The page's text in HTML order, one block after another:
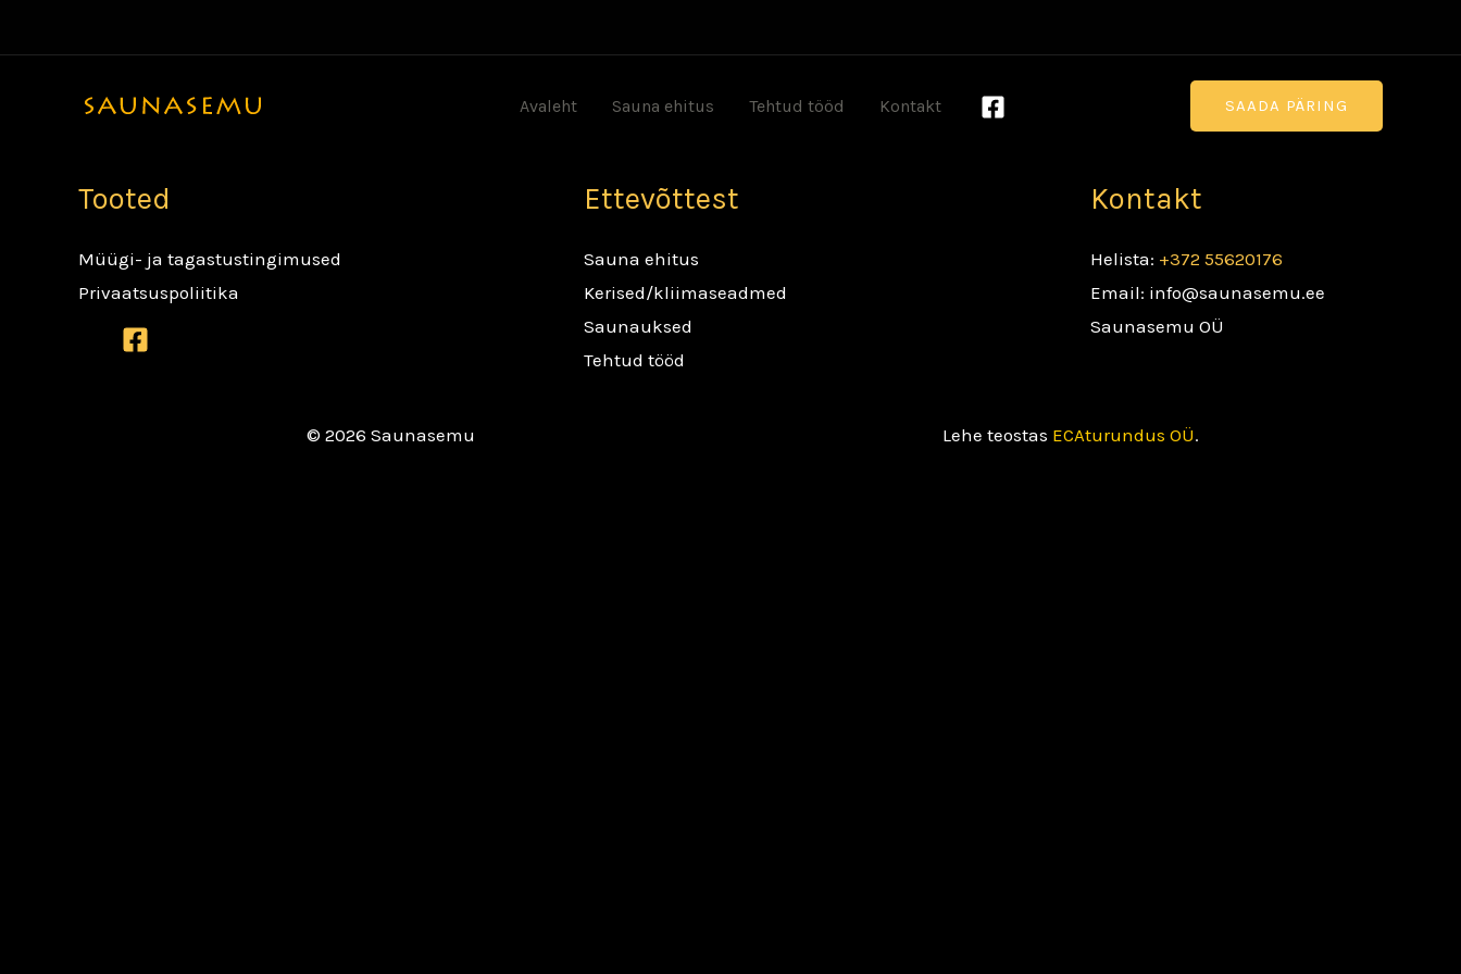
to
Avaleht Sauna ehitus Tehtud tööd Kontakt SAADA PÄRING
Tooted
Müügi- ja tagastustingimused
Privaatsuspoliitika
Ettevõttest
Sauna ehitus
Kerised/kliimaseadmed
Saunauksed
Tehtud tööd
Kontakt
Helista: +372 55620176
Email: info@saunasemu.ee
Saunasemu OÜ
© 2026 Saunasemu Lehe teostas ECAturundus OÜ.